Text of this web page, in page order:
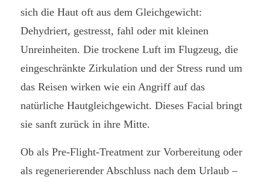
sich die Haut oft aus dem Gleichgewicht:
Dehydriert, gestresst, fahl oder mit kleinen
Unreinheiten. Die trockene Luft im Flugzeug, die
eingeschränkte Zirkulation und der Stress rund um
das Reisen wirken wie ein Angriff auf das
natürliche Hautgleichgewicht. Dieses Facial bringt
sie sanft zurück in ihre Mitte.
Ob als Pre-Flight-Treatment zur Vorbereitung oder
als regenerierender Abschluss nach dem Urlaub –